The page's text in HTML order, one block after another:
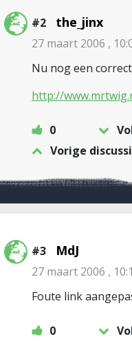
#2 the_jinx
27 maart 2006 ,
Nu nog een
http://
0
Vorige
#3 MdJ
27 maart 2006 ,
Foute link
0